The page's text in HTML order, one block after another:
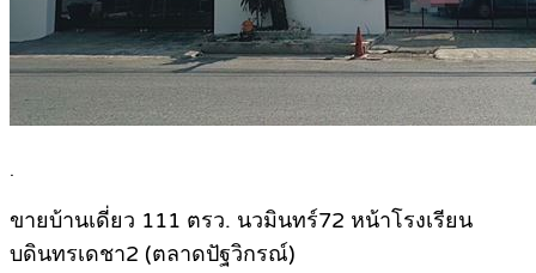
.
ขายบ้านเดี่ยว 111 ตรว. นวมินทร์72 หน้าโรงเรียน
บดินทรเดชา2 (ตลาดปัฐวิกรณ์)